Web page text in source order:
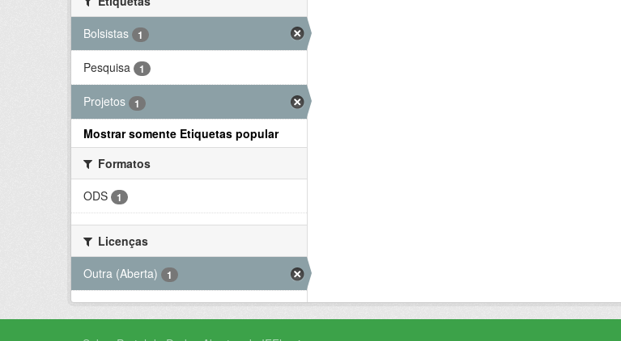
Bolsistas
1
Pesquisa 1
Projetos 1
Mostrar somente Etiquetas popular
Formatos
ODS
1
Licenças
Outra (Aberta)
1